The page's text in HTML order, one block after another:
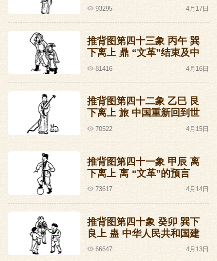
并成为世界经济大国的预言
93295 4月17日
推背图第四十三象 丙午 巽
下离上 鼎 “文革”结束及中
国改革开放的预言
81416 4月16日
推背图第四十二象 乙巳 艮
下离上 旅 中国重新回到世
界与中美建交的预言
70522 4月15日
推背图第四十一象 甲辰 离
下离上 离 “文革”的预言
73617 4月14日
推背图第四十象 癸卯 巽下
良上 蛊 中华人民共和国建
国及两岸关系的预言
66647 4月13日